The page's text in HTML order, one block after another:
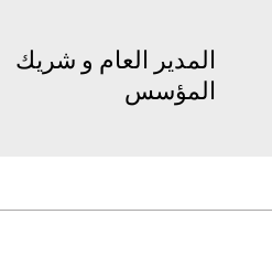
المدير العام و شريك
المؤسس